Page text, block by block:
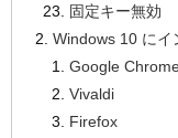
固定キー無効
Windows 10 にイ
Google
Vivaldi
Firefox